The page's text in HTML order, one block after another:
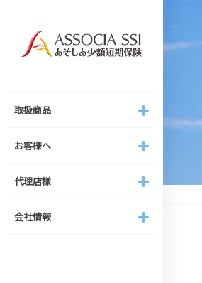
取扱商品
取扱商品
（へやパス）
結婚式総合保険
ストーカー対策総合保険
お客様へ
お客様へ
き
代理店様
代理店様
ついて
あそしあスタイル
会社情報
会社情報
会社概要